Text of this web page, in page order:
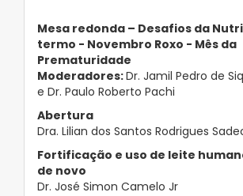
Mesa redonda – Desafios da
termo - Novembro Roxo - Mês da
Prematuridade
Moderadores:Dr. Jamil Pedro de
e Dr. Paulo Roberto Pachi
Abertura
Dra. Lilian dos Santos Rodrigues
Fortificação e uso de leite
de novo
Dr. José Simon Camelo Jr